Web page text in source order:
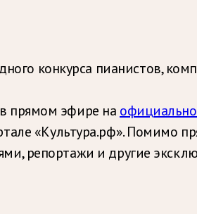
конкурса пианистов,
прямом эфире на
«Культура.рф». Помимо
репортажи и другие